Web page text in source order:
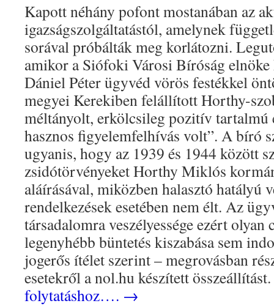
Kapott néhány pofont mostanában az
igazságszolgáltatástól, amelynek
sorával próbálták meg korlátozni.
amikor a Siófoki Városi Bíróság
Dániel Péter ügyvéd vörös festékkel
megyei Kerekiben felállított Horthy-
méltányolt, erkölcsileg pozitív tartalmú
hasznos figyelemfelhívás volt”. A bíró
ugyanis, hogy az 1939 és 1944 között
zsidótörvényeket Horthy Miklós
aláírásával, miközben halasztó hatályú
rendelkezések esetében nem élt. Az
társadalomra veszélyessége ezért olyan
legenyhébb büntetés kiszabása sem
jogerős ítélet szerint – megrovásban
esetekről a nol.hu készített összeállítást.
folytatáshoz…. →